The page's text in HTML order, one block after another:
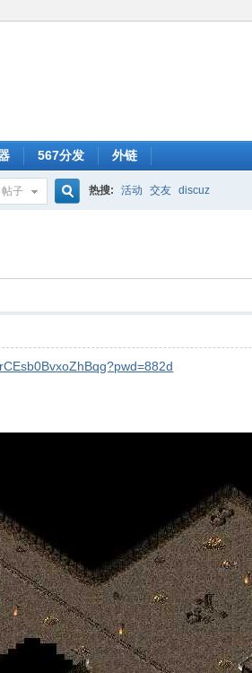
567分发 外链
帖子 热搜: 活动 交友 discuz